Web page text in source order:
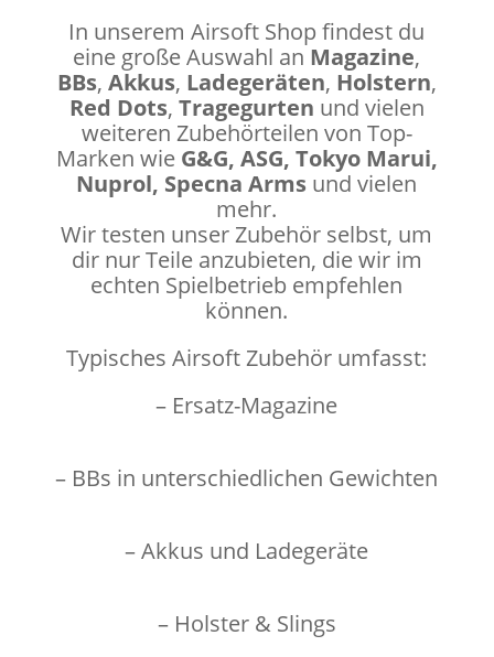
In unserem Airsoft Shop findest du
eine große Auswahl an Magazine,
BBs, Akkus, Ladegeräten, Holstern,
Red Dots, Tragegurten und vielen
weiteren Zubehörteilen von Top-
Marken wie G&G, ASG, Tokyo Marui,
Nuprol, Specna Arms und vielen
mehr.
Wir testen unser Zubehör selbst, um
dir nur Teile anzubieten, die wir im
echten Spielbetrieb empfehlen
können.
Typisches Airsoft Zubehör umfasst:
– Ersatz-Magazine
– BBs in unterschiedlichen Gewichten
– Akkus und Ladegeräte
– Holster & Slings